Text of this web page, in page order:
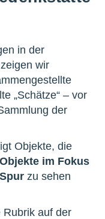
in der
wir
„Schätze“ – vor
der
Objekte, die
Objekte im Fokus
zu sehen
Rubrik auf der